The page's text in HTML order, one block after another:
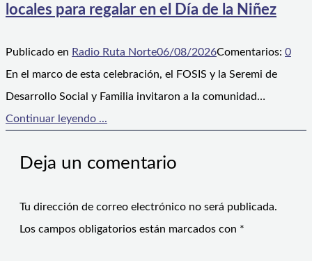
locales para regalar en el Día de la Niñez
Publicado en Radio Ruta Norte06/08/2026Comentarios: 0
En el marco de esta celebración, el FOSIS y la Seremi de
Desarrollo Social y Familia invitaron a la comunidad…
Continuar leyendo ...
Deja un comentario
Tu dirección de correo electrónico no será publicada.
Los campos obligatorios están marcados con *